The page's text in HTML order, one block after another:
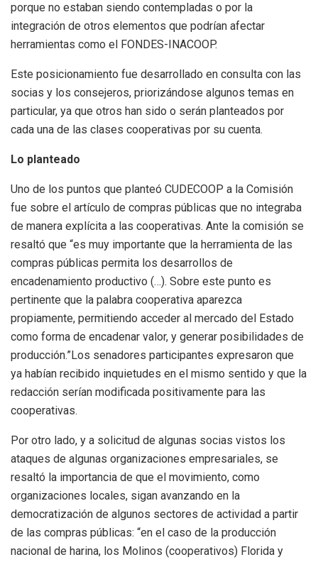
porque no estaban siendo contempladas o por la
integración de otros elementos que podrían afectar
herramientas como el FONDES-INACOOP.
Este posicionamiento fue desarrollado en consulta con las
socias y los consejeros, priorizándose algunos temas en
particular, ya que otros han sido o serán planteados por
cada una de las clases cooperativas por su cuenta.
Lo planteado
Uno de los puntos que planteó CUDECOOP a la Comisión
fue sobre el artículo de compras públicas que no integraba
de manera explícita a las cooperativas. Ante la comisión se
resaltó que “es muy importante que la herramienta de las
compras públicas permita los desarrollos de
encadenamiento productivo (…). Sobre este punto es
pertinente que la palabra cooperativa aparezca
propiamente, permitiendo acceder al mercado del Estado
como forma de encadenar valor, y generar posibilidades de
producción.”Los senadores participantes expresaron que
ya habían recibido inquietudes en el mismo sentido y que la
redacción serían modificada positivamente para las
cooperativas.
Por otro lado, y a solicitud de algunas socias vistos los
ataques de algunas organizaciones empresariales, se
resaltó la importancia de que el movimiento, como
organizaciones locales, sigan avanzando en la
democratización de algunos sectores de actividad a partir
de las compras públicas: “en el caso de la producción
nacional de harina, los Molinos (cooperativos) Florida y